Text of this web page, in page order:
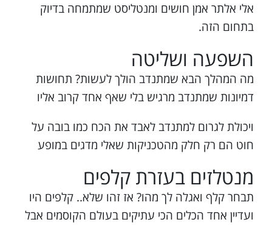
אלי אלתר אמן חושים ומנטליסט שמתמחה בדיוק
בתחום הזה.
השפעה ושליטה
מה המהלך הבא שמתנדב הולך לעשות? תחושות
דמיונות שמתנדב מרגיש בלי שאף אחד קרוב אליו
ויכולת לגרום למתנדב לאבד את הכח כמו בובה על
חוט הם רק חלק מהטכניקות שאלי מדגים במופע
מנטלזים בעזרת קלפים
תבחר קלף ואגלה לך מהו? אז זהו שלא.. קלפים היו
ועדיין אחד הכלים הכי עתיקים בעולם הקוסמים אבל